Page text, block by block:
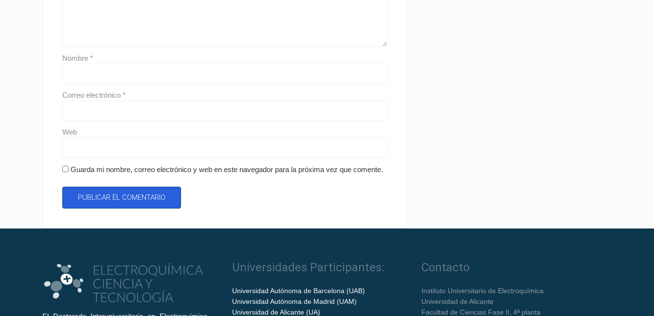
Nombre *
Correo electrónico *
Web
Guarda mi nombre, correo electrónico y web en este navegador para la próxima vez que comente.
Universidades Participantes:
Universidad Autónoma de Barcelona (UAB)
Universidad Autónoma de Madrid (UAM)
Universidad de Alicante (UA)
Contacto
Instituto Universitario de Electroquímica
Universidad de Alicante
Facultad de Ciencias Fase II, 4ª planta